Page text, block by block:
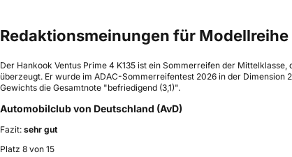
Redaktionsmeinungen für Modellreihe
Der Hankook Ventus Prime 4 K135 ist ein Sommerreifen der
überzeugt. Er wurde im ADAC-Sommerreifentest 2026 in der Dimension
Gewichts die Gesamtnote "befriedigend (3,1)".
Automobilclub von Deutschland (AvD)
Fazit: sehr gut
Platz 8 von 15